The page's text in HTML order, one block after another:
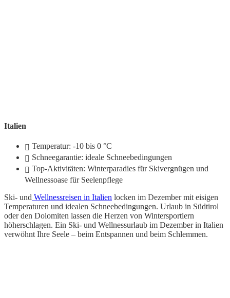
Italien
Temperatur: -10 bis 0 °C
Schneegarantie: ideale Schneebedingungen
Top-Aktivitäten: Winterparadies für Skivergnügen und
Wellnessoase für Seelenpflege
Ski- und Wellnessreisen in Italien locken im Dezember mit eisigen
Temperaturen und idealen Schneebedingungen. Urlaub in Südtirol
oder den Dolomiten lassen die Herzen von Wintersportlern
höherschlagen. Ein Ski- und Wellnessurlaub im Dezember in Italien
verwöhnt Ihre Seele – beim Entspannen und beim Schlemmen.